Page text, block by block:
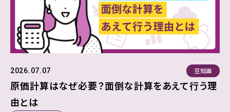
2026.07.07 豆知識
原価計算はなぜ必要？面倒な計算をあえて行う理
由とは